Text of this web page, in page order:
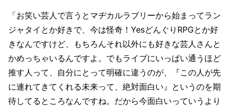
「お笑い芸人で言うとマヂカルラブリーから始まってラン
ジャタイとか好きで、今は怪奇！YesどんぐりRPGとか好
きなんですけど、もちろんそれ以外にも好きな芸人さんと
かめっちゃいるんですよ。でもライブにいっぱい通うほど
推す人って、自分にとって明確に違うのが、『この人が先
に連れてきてくれる未来って、絶対面白い』というのを期
待してるところなんですね。だから今面白いっていうより